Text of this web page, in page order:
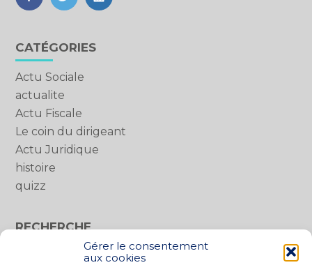
Gérer le consentement
aux cookies
FaceBook
TwitterLinkedIn
Blog
sidebar
CATÉGORIES
Actu Sociale
actualite
Actu Fiscale
Le coin du dirigeant
Actu Juridique
histoire
quizz
RECHERCHE
Rechercher :